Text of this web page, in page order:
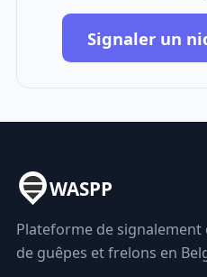
Signaler un
WASPP
Plateforme de
de guêpes et frelons en